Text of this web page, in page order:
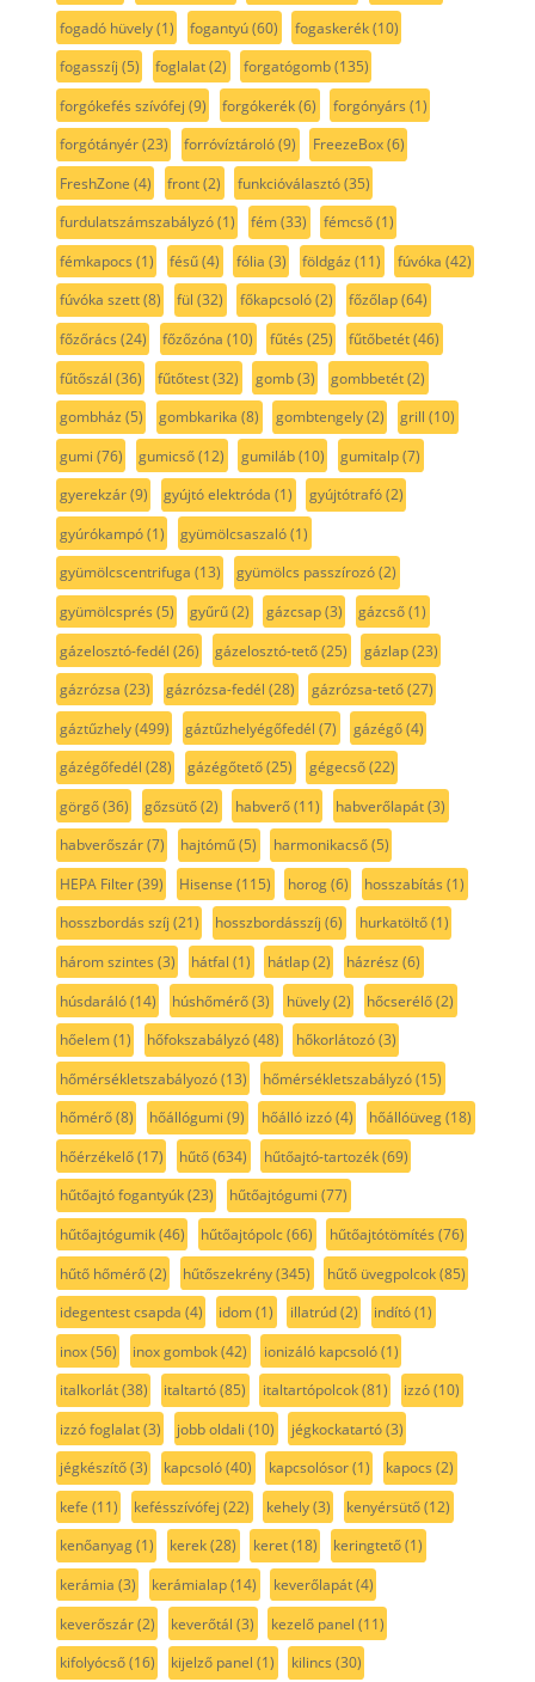
fogadó hüvely(1) fogantyú(60) fogaskerék(10)
fogasszíj (5) foglalat(2) forgatógomb(135)
forgókefés szívófej (9) forgókerék(6) forgónyárs (1)
forgótányér(23) forróvíztároló(9) FreezeBox(6)
FreshZone (4) front(2) funkcióválasztó(35)
furdulatszámszabályzó(1) fém(33) fémcső(1)
fémkapocs (1) fésű(4) fólia (3) földgáz (11) fúvóka (42)
fúvóka szett(8) fül (32) főkapcsoló(2) főzőlap(64)
főzőrács (24) főzőzóna (10) fűtés (25) fűtőbetét(46)
fűtőszál (36) fűtőtest(32) gomb(3) gombbetét(2)
gombház (5) gombkarika (8) gombtengely(2) grill (10)
gumi (76) gumicső(12) gumiláb(10) gumitalp(7)
gyerekzár(9) gyújtó elektróda (1) gyújtótrafó(2)
gyúrókampó(1) gyümölcsaszaló(1)
gyümölcscentrifuga (13) gyümölcs passzírozó(2)
gyümölcsprés (5) gyűrű(2) gázcsap(3) gázcső(1)
gázelosztó-fedél (26) gázelosztó-tető(25) gázlap(23)
gázrózsa (23) gázrózsa-fedél (28) gázrózsa-tető(27)
gáztűzhely(499) gáztűzhelyégőfedél (7) gázégő(4)
gázégőfedél (28) gázégőtető(25) gégecső(22)
görgő(36) gőzsütő(2) habverő(11) habverőlapát(3)
habverőszár(7) hajtómű(5) harmonikacső(5)
HEPA Filter(39) Hisense (115) horog(6) hosszabítás (1)
hosszbordás szíj (21) hosszbordásszíj (6) hurkatöltő(1)
három szintes (3) hátfal (1) hátlap(2) házrész (6)
húsdaráló(14) húshőmérő(3) hüvely(2) hőcserélő(2)
hőelem(1) hőfokszabályzó(48) hőkorlátozó(3)
hőmérsékletszabályozó(13) hőmérsékletszabályzó(15)
hőmérő(8) hőállógumi (9) hőálló izzó(4) hőállóüveg(18)
hőérzékelő(17) hűtő(634) hűtőajtó-tartozék(69)
hűtőajtó fogantyúk(23) hűtőajtógumi (77)
hűtőajtógumik(46) hűtőajtópolc(66) hűtőajtótömítés (76)
hűtő hőmérő(2) hűtőszekrény(345) hűtő üvegpolcok(85)
idegentest csapda (4) idom(1) illatrúd(2) indító(1)
inox(56) inox gombok(42) ionizáló kapcsoló(1)
italkorlát(38) italtartó(85) italtartópolcok(81) izzó(10)
izzó foglalat(3) jobb oldali (10) jégkockatartó(3)
jégkészítő(3) kapcsoló(40) kapcsolósor(1) kapocs (2)
kefe (11) kefésszívófej (22) kehely(3) kenyérsütő(12)
kenőanyag(1) kerek(28) keret(18) keringtető(1)
kerámia (3) kerámialap(14) keverőlapát(4)
keverőszár(2) keverőtál (3) kezelő panel (11)
kifolyócső(16) kijelző panel (1) kilincs (30)